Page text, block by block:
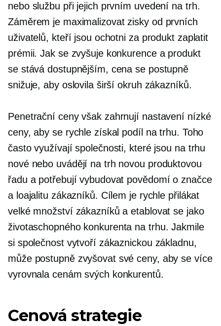
nebo službu při jejich prvním uvedení na trh.
Záměrem je maximalizovat zisky od prvních
uživatelů, kteří jsou ochotni za produkt zaplatit
prémii. Jak se zvyšuje konkurence a produkt
se stává dostupnějším, cena se postupně
snižuje, aby oslovila širší okruh zákazníků.
Penetrační ceny však zahrnují nastavení nízké
ceny, aby se rychle získal podíl na trhu. Toho
často využívají společnosti, které jsou na trhu
nové nebo uvádějí na trh novou produktovou
řadu a potřebují vybudovat povědomí o značce
a loajalitu zákazníků. Cílem je rychle přilákat
velké množství zákazníků a etablovat se jako
životaschopného konkurenta na trhu. Jakmile
si společnost vytvoří zákaznickou základnu,
může postupně zvyšovat své ceny, aby se více
vyrovnala cenám svých konkurentů.
Cenová strategie